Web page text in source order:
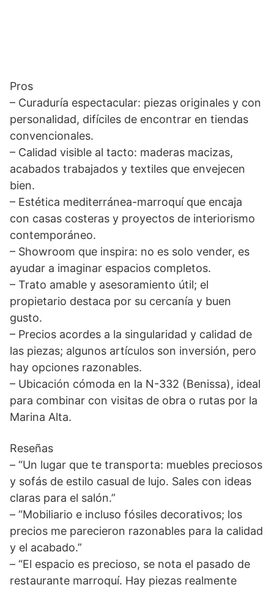
Pros
– Curaduría espectacular: piezas originales y con
personalidad, difíciles de encontrar en tiendas
convencionales.
– Calidad visible al tacto: maderas macizas,
acabados trabajados y textiles que envejecen
bien.
– Estética mediterránea-marroquí que encaja
con casas costeras y proyectos de interiorismo
contemporáneo.
– Showroom que inspira: no es solo vender, es
ayudar a imaginar espacios completos.
– Trato amable y asesoramiento útil; el
propietario destaca por su cercanía y buen
gusto.
– Precios acordes a la singularidad y calidad de
las piezas; algunos artículos son inversión, pero
hay opciones razonables.
– Ubicación cómoda en la N-332 (Benissa), ideal
para combinar con visitas de obra o rutas por la
Marina Alta.
Reseñas
– “Un lugar que te transporta: muebles preciosos
y sofás de estilo casual de lujo. Sales con ideas
claras para el salón.”
– “Mobiliario e incluso fósiles decorativos; los
precios me parecieron razonables para la calidad
y el acabado.”
– “El espacio es precioso, se nota el pasado de
restaurante marroquí. Hay piezas realmente